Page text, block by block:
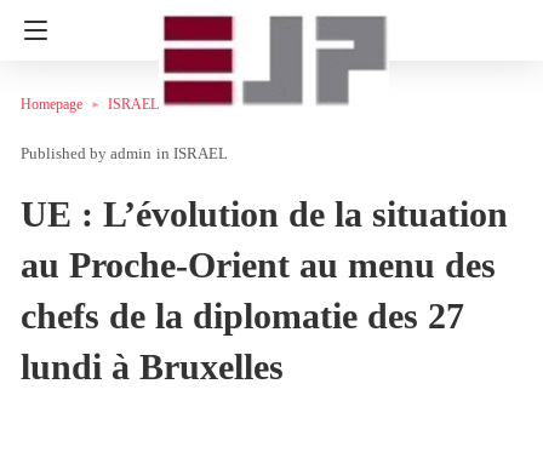
Homepage ISRAEL
admin in ISRAEL
UE : L’évolution de la situation
au Proche-Orient au menu des
chefs de la diplomatie des 27
lundi à Bruxelles